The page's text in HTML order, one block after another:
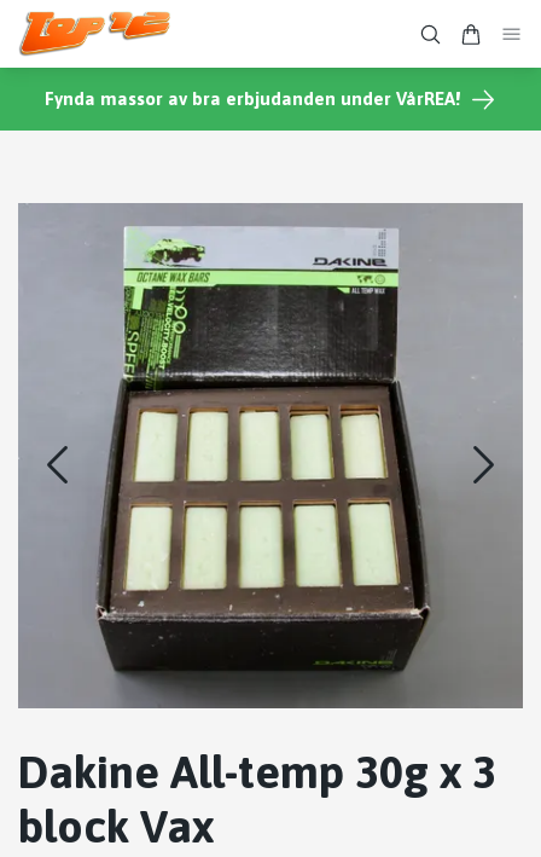
Fynda massor av bra erbjudanden under VårREA!
Dakine All-temp 30g x 3
block Vax